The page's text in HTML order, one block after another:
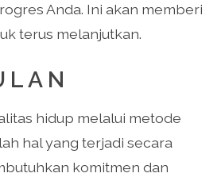
Anda. Ini akan memberi
terus melanjutkan.
hidup melalui metode
hal yang terjadi secara
komitmen dan